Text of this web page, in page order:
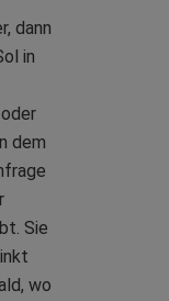
dann
in
dem
Sie
wo